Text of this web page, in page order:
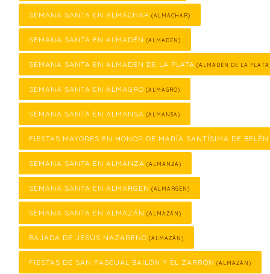
SEMANA SANTA EN ALMÁCHAR (ALMÁCHAR)
SEMANA SANTA EN ALMADÉN (ALMADÉN)
SEMANA SANTA EN ALMADÉN DE LA PLATA (ALMADÉN DE LA
SEMANA SANTA EN ALMAGRO (ALMAGRO)
SEMANA SANTA EN ALMANSA (ALMANSA)
FIESTAS MAYORES EN HONOR DE MARÍA SANTÍSIMA DE BELÉN
SEMANA SANTA EN ALMANZA (ALMANZA)
SEMANA SANTA EN ALMARGEN (ALMARGEN)
SEMANA SANTA EN ALMAZÁN (ALMAZÁN)
BAJADA DE JESÚS NAZARENO (ALMAZÁN)
FIESTAS DE SAN PASCUAL BAILÓN Y EL ZARRÓN (ALMAZÁN)